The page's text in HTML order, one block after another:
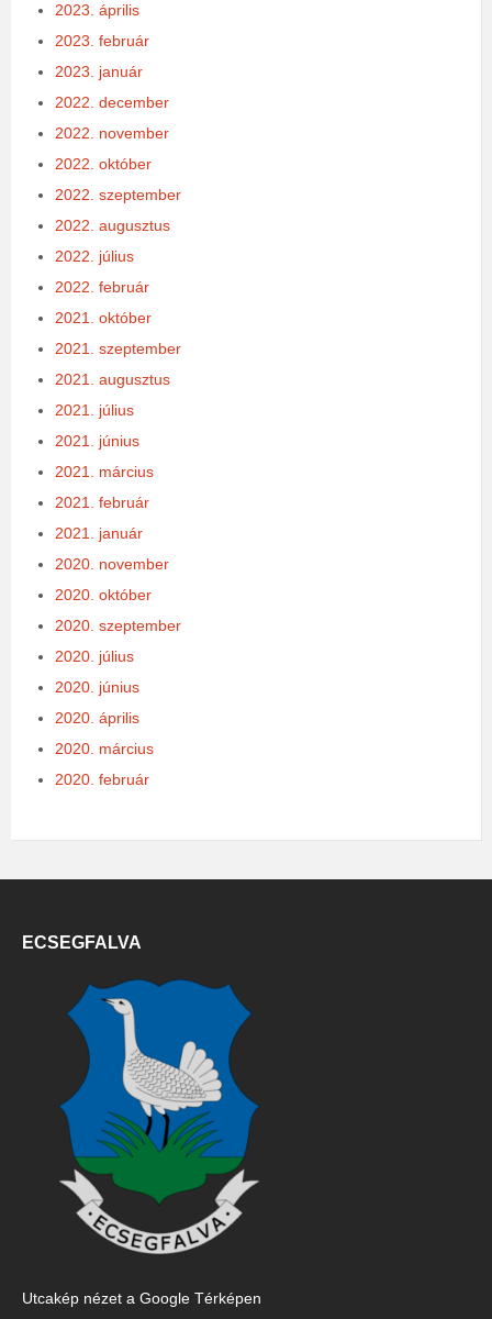
2023. április
2023. február
2023. január
2022. december
2022. november
2022. október
2022. szeptember
2022. augusztus
2022. július
2022. február
2021. október
2021. szeptember
2021. augusztus
2021. július
2021. június
2021. március
2021. február
2021. január
2020. november
2020. október
2020. szeptember
2020. július
2020. június
2020. április
2020. március
2020. február
ECSEGFALVA
Utcakép nézet a Google Térképen